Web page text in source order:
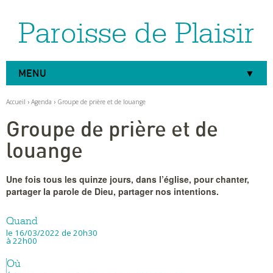
Outils
personnels
Paroisse de Plaisir
MENU
Accueil › Agenda › Groupe de prière et de louange
Groupe de prière et de
louange
Une fois tous les quinze jours, dans l’église, pour chanter,
partager la parole de Dieu, partager nos intentions.
Quand
le 16/03/2022 de 20h30
à 22h00
Où